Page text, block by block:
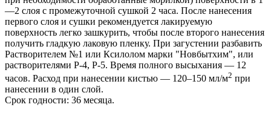
—2 слоя с промежуточной сушкой 2 часа. После нанесения
первого слоя и сушки рекомендуется лакируемую
поверхность легко зашкурить, чтобы после второго нанесения
получить гладкую лаковую пленку. При загустении разбавить
Растворителем №1 или Ксилолом марки "Новбытхим", или
растворителями Р-4, Р-5. Время полного высыхания — 12
часов. Расход при нанесении кистью — 120–150 мл/м2 при
нанесении в один слой.
Срок годности: 36 месяца.